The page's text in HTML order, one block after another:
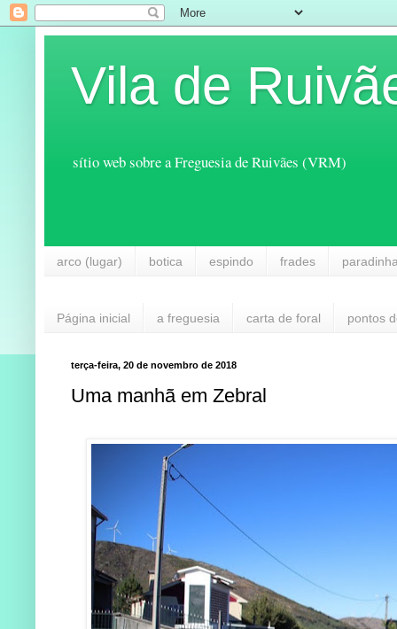
Vila de
sítio web sobre a Freguesia de Ruivães (VRM)
arco (lugar) botica espindo frades
Página inicial a freguesia carta de foral pontos
terça-feira, 20 de novembro de 2018
Uma manhã em Zebral